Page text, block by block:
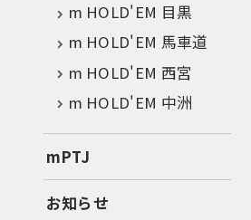
m HOLD'EM 目黒
m HOLD'EM 馬車道
m HOLD'EM 西宮
m HOLD'EM 中洲
mPTJ
お知らせ